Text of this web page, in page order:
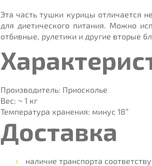
Эта часть тушки курицы отличается
для диетического питания. Можно
отбивные, рулетики и другие вторые
Производитель: Приосколье
Вес: ~ 1 кг
Температура хранения: минус 18°
Доставка
наличие транспорта